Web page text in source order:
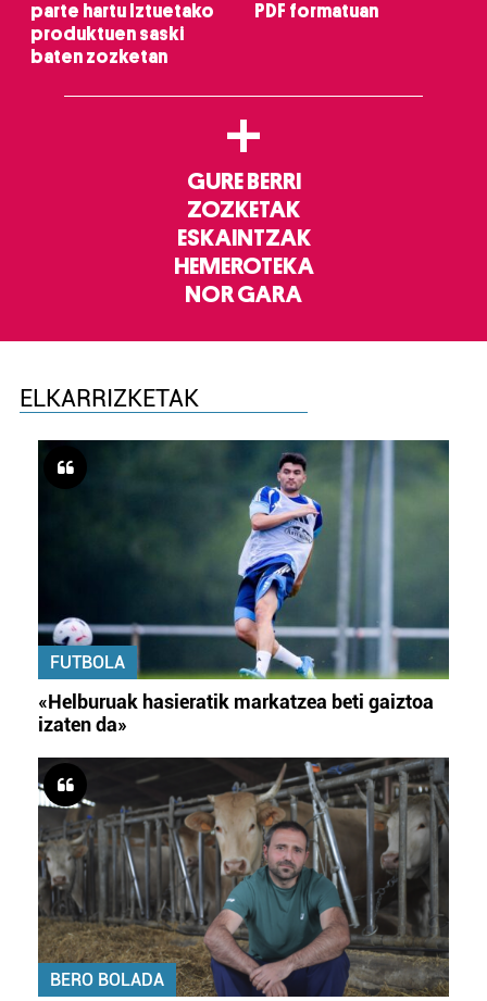
parte hartu Iztuetako
produktuen saski
baten zozketan
PDF formatuan
+
GURE BERRI
ZOZKETAK
ESKAINTZAK
HEMEROTEKA
NOR GARA
ELKARRIZKETAK
FUTBOLA
«Helburuak hasieratik markatzea beti gaiztoa
izaten da»
BERO BOLADA